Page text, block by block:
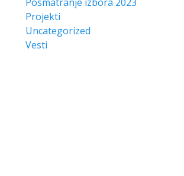
Projekti
Uncategorized
Vesti